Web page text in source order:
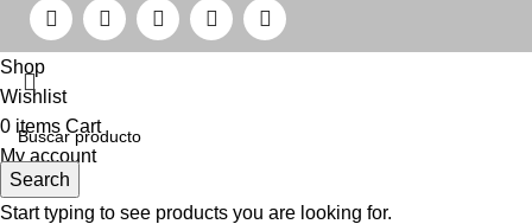
Search
Start typing to see products you are looking for.
Shop
Wishlist
0 items Cart
My account